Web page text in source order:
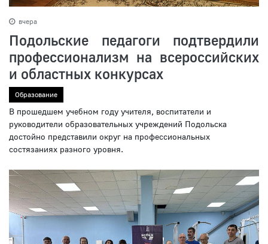
вчера
Подольские педагоги подтвердили
профессионализм на всероссийских
и областных конкурсах
Образование
В прошедшем учебном году учителя, воспитатели и
руководители образовательных учреждений Подольска
достойно представили округ на профессиональных
состязаниях разного уровня.